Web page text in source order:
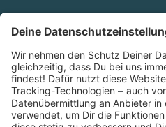
Partnerprogramm (Affiliate)
Folge uns auf